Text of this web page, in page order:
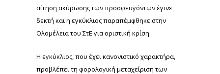
αίτηση ακύρωσης των προσφευγόντων έγινε
δεκτή και η εγκύκλιος παραπέμφθηκε στην
Ολομέλεια του ΣτΕ για οριστική κρίση.
Η εγκύκλιος, που έχει κανονιστικό χαρακτήρα,
προβλέπει τη φορολογική μεταχείριση των